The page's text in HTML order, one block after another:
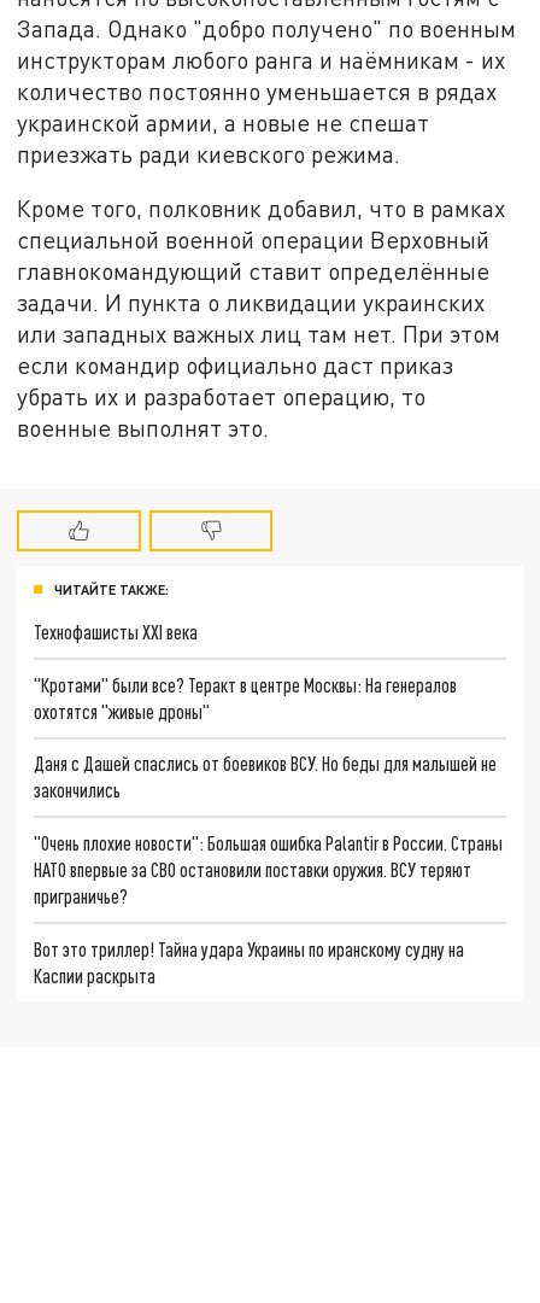
Запада. Однако "добро получено" по военным
инструкторам любого ранга и наёмникам - их
количество постоянно уменьшается в рядах
украинской армии, а новые не спешат
приезжать ради киевского режима.
Кроме того, полковник добавил, что в рамках
специальной военной операции Верховный
главнокомандующий ставит определённые
задачи. И пункта о ликвидации украинских
или западных важных лиц там нет. При этом
если командир официально даст приказ
убрать их и разработает операцию, то
военные выполнят это.
ЧИТАЙТЕ ТАКЖЕ:
Технофашисты XXI века
"Кротами" были все? Теракт в центре Москвы: На генералов
охотятся "живые дроны"
Даня с Дашей спаслись от боевиков ВСУ. Но беды для малышей не
закончились
"Очень плохие новости": Большая ошибка Palantir в России. Страны
НАТО впервые за СВО остановили поставки оружия. ВСУ теряют
приграничье?
Вот это триллер! Тайна удара Украины по иранскому судну на
Каспии раскрыта